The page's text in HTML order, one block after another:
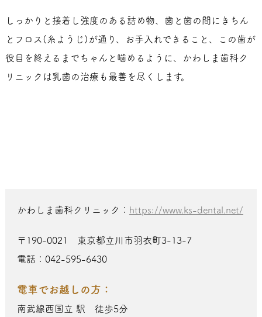
しっかりと接着し強度のある詰め物、歯と歯の間にきちん
とフロス(糸ようじ)が通り、お手入れできること、この歯が
役目を終えるまでちゃんと噛めるように、かわしま歯科ク
リニックは乳歯の治療も最善を尽くします。
かわしま歯科クリニック： https://www.ks-dental.net/
〒190-0021 東京都立川市羽衣町3-13-7
電話：042-595-6430
電車でお越しの方：
南武線西国立 駅 徒歩5分